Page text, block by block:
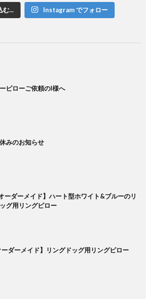
む... Instagram でフォロー
ピローご依頼のI様へ
みのお知らせ
ーダーメイド】ハート型ホワイト&ブルーのリ
グ用リングピロー
ーダーメイド】リングドッグ用リングピロー